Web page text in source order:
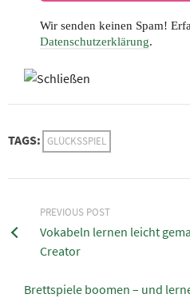
Wir senden keinen Spam!
Datenschutzerklärung.
TAGS: GLÜCKSSPIEL
PREVIOUS POST
Vokabeln lernen leicht
Creator
Brettspiele boomen – und